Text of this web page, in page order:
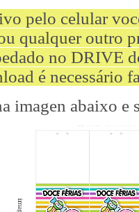
pelo celular
qualquer outro
no DRIVE
é necessário
imagen abaixo e